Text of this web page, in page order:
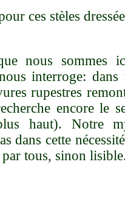
ces stèles
nous sommes
interroge:
rupestres
encore le
haut). Notre
dans cette
tous, sinon